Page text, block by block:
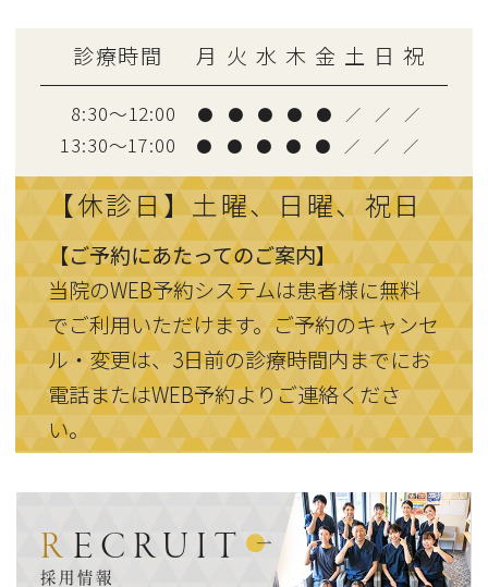
診療時間 月 火 水 木 金 土 日 祝
8:30～12:00 ● ● ● ● ● ／ ／ ／
13:30〜17:00 ● ● ● ● ● ／ ／ ／
【休診日】土曜、日曜、祝日
【ご予約にあたってのご案内】
当院のWEB予約システムは患者様に無料
でご利用いただけます。ご予約のキャンセ
ル・変更は、3日前の診療時間内までにお
電話またはWEB予約よりご連絡くださ
い。
RECRUIT
採用情報